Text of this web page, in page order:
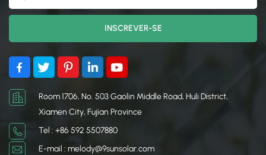
Room 1706, No. 503 Gaolin Middle Road, Huli District,
Xiamen City, Fujian Province
Tel : +86 592 5507880
E-mail : melody@9sunsolar.com